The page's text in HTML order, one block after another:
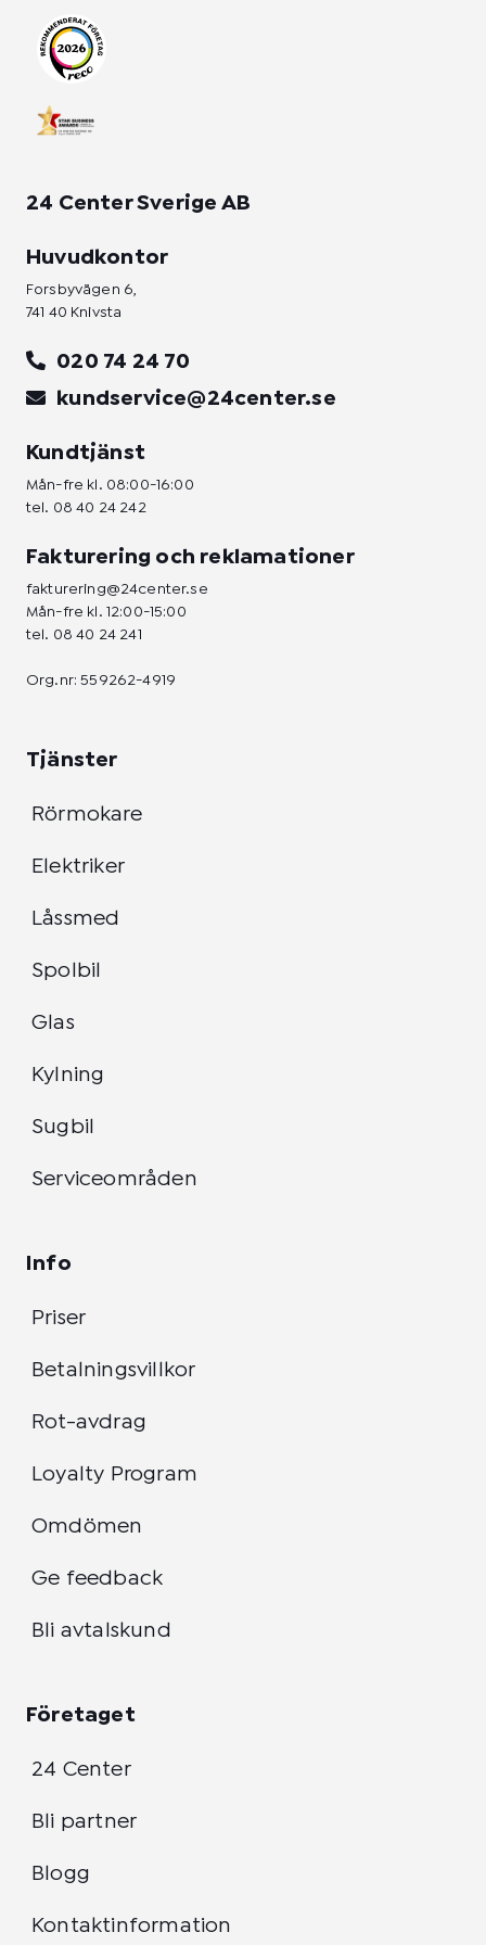
24 Center Sverige AB
Huvudkontor
Forsbyvägen 6,
741 40 Knivsta
020 74 24 70
kundservice@24center.se
Kundtjänst
Mån-fre kl. 08:00-16:00
tel. 08 40 24 242
Fakturering och reklamationer
fakturering@24center.se
Mån-fre kl. 12:00-15:00
tel. 08 40 24 241
Org.nr: 559262-4919
Tjänster
Rörmokare
Elektriker
Låssmed
Spolbil
Glas
Kylning
Sugbil
Serviceområden
Info
Priser
Betalningsvillkor
Rot-avdrag
Loyalty Program
Omdömen
Ge feedback
Bli avtalskund
Företaget
24 Center
Bli partner
Blogg
Kontaktinformation